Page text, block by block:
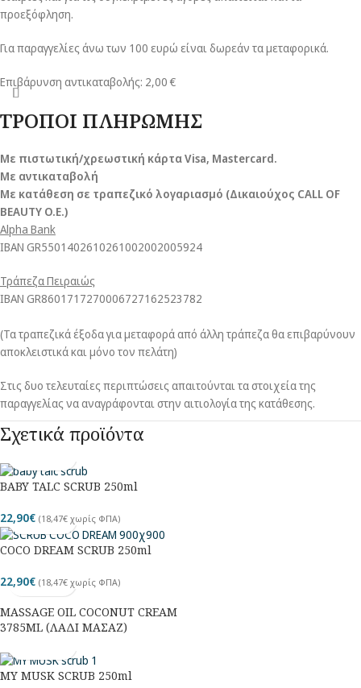
προεξόφληση.
Για παραγγελίες άνω των 100 ευρώ είναι δωρεάν τα μεταφορικά.
Επιβάρυνση αντικαταβολής: 2,00 €
ΤΡΟΠΟΙ ΠΛΗΡΩΜΗΣ
Με πιστωτική/χρεωστική κάρτα Visa, Mastercard.
Με αντικαταβολή
Με κατάθεση σε τραπεζικό λογαριασμό (Δικαιούχος CALL OF
BEAUTY O.E.)
Alpha Bank
ΙΒΑΝ GR5501402610261002002005924
Τράπεζα Πειραιώς
ΙΒΑΝ GR8601717270006727162523782
(Τα τραπεζικά έξοδα για μεταφορά από άλλη τράπεζα θα επιβαρύνουν
αποκλειστικά και μόνο τον πελάτη)
Στις δυο τελευταίες περιπτώσεις απαιτούνται τα στοιχεία της
παραγγελίας να αναγράφονται στην αιτιολογία της κατάθεσης.
Σχετικά προϊόντα
BABY TALC SCRUB 250ml
22,90€ (18,47€ χωρίς ΦΠΑ)
COCO DREAM SCRUB 250ml
22,90€ (18,47€ χωρίς ΦΠΑ)
MASSAGE OIL COCONUT CREAM
3785ML (ΛΑΔΙ ΜΑΣΑΖ)
MY MUSK SCRUB 250ml